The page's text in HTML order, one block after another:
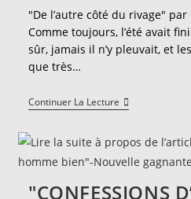
"De l’autre côté du rivage"
Comme toujours, l’été avait
sûr, jamais il n’y pleuvait, et
que très…
Continuer La Lecture"De
L’autre
Du
Rivage"-
Nouvelle
Du
"CONFESSIONS